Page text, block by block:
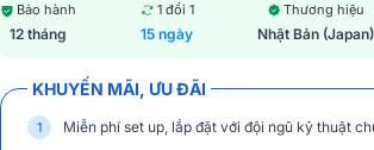
Bảo hành
12 tháng
1 đổi 1
15 ngày
Thương hiệu
Nhật Bản (Japan)
KHUYẾN MÃI, ƯU ĐÃI
Miễn phí set up, lắp đặt với đội ngũ kỹ thuật